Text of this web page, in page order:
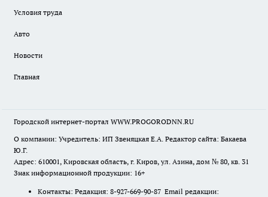
Условия труда
Авто
Новости
Главная
Городской интернет-портал WWW.PROGORODNN.RU
О компании: Учредитель: ИП Звеняцкая Е.А. Редактор сайта: Бакаева
Ю.Г.
Адрес: 610001, Кировская область, г. Киров, ул. Азина, дом № 80, кв. 31
Знак информационной продукции: 16+
Контакты: Редакция: 8-927-669-90-87 Email редакции: